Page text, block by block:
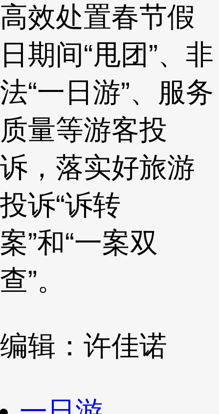
高效处置春节假
日期间“甩团”、非
法“一日游”、服务
质量等游客投
诉，落实好旅游
投诉“诉转
案”和“一案双
查”。
编辑：许佳诺